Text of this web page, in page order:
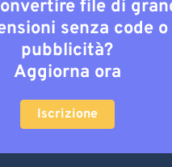
file di
senza code o
pubblicità?
Aggiorna ora
Iscrizione